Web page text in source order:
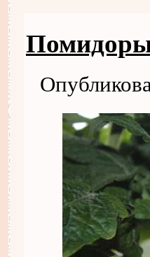
Помидоры